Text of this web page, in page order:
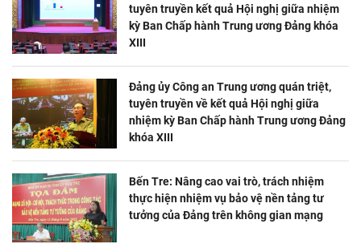
tuyên truyền kết quả Hội nghị giữa nhiệm
kỳ Ban Chấp hành Trung ương Đảng khóa
XIII
Đảng ủy Công an Trung ương quán triệt,
tuyên truyền về kết quả Hội nghị giữa
nhiệm kỳ Ban Chấp hành Trung ương Đảng
khóa XIII
Bến Tre: Nâng cao vai trò, trách nhiệm
thực hiện nhiệm vụ bảo vệ nền tảng tư
tưởng của Đảng trên không gian mạng